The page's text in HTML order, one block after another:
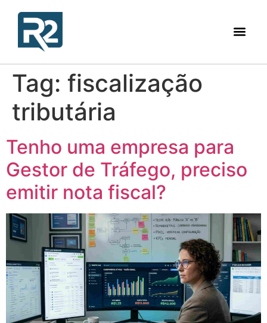
Tag: fiscalização
tributária
Tenho uma empresa para
Gestor de Tráfego, preciso
emitir nota fiscal?